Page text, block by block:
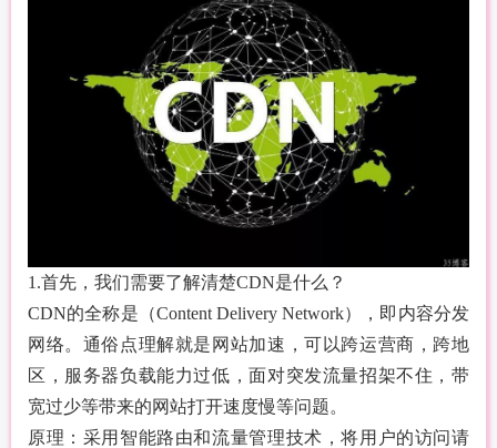
1.首先，我们需要了解清楚CDN是什么？
CDN的全称是（Content Delivery Network），即内容分发
网络。通俗点理解就是网站加速，可以跨运营商，跨地
区，服务器负载能力过低，面对突发流量招架不住，带
宽过少等带来的网站打开速度慢等问题。
原理：采用智能路由和流量管理技术，将用户的访问请